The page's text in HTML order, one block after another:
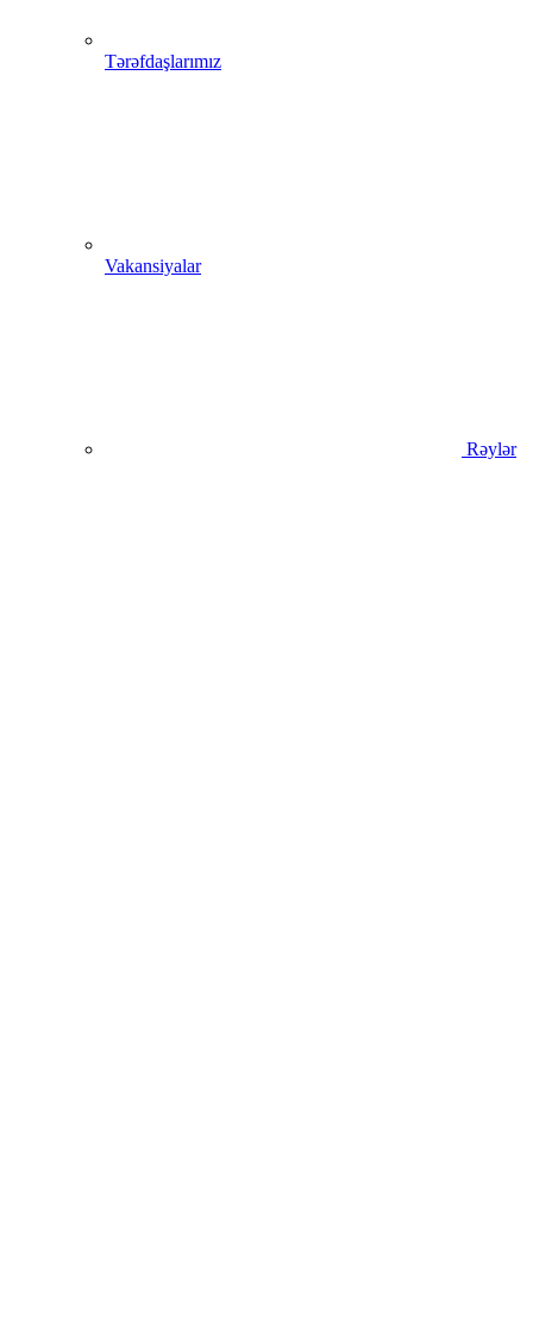
Tərəfdaşlarımız
Vakansiyalar
Rəylər